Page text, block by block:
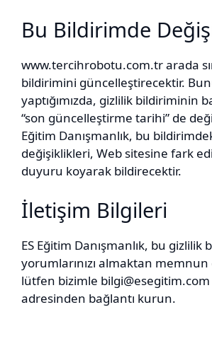
Bu Bildirimde
www.tercihrobotu.com.tr arada
bildirimini güncelleştirecektir.
yaptığımızda, gizlilik bildiriminin
“son güncelleştirme tarihi” de
Eğitim Danışmanlık, bu
değişiklikleri, Web sitesine fark
duyuru koyarak bildirecektir.
İletişim Bilgileri
ES Eğitim Danışmanlık, bu gizlilik
yorumlarınızı almaktan memnun
lütfen bizimle bilgi@esegitim.com
adresinden bağlantı kurun.